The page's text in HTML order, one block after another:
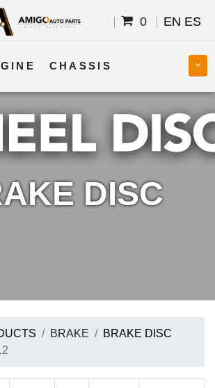
0 EN ES
CHASSIS
STEERING BODY
FUEL ELECTRICAL
DISC
BRAKE
BRAKE DISC